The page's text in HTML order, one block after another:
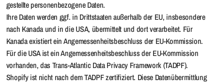
gestellte personenbezogene Daten.
Ihre Daten werden ggf. in Drittstaaten außerhalb der EU, insbesondere
nach Kanada und in die USA, übermittelt und dort verarbeitet. Für
Kanada existiert ein Angemessenheitsbeschluss der EU-Kommission.
Für die USA ist ein Angemessenheitsbeschluss der EU-Kommission
vorhanden, das Trans-Atlantic Data Privacy Framework (TADPF).
Shopify ist nicht nach dem TADPF zertifiziert. Diese Datenübermittlung